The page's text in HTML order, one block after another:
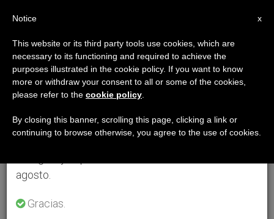
×
Aviso importante
Del 27 de julio al 7 de agosto haremos la pausa
anual, aprovechando que en el periodo de verano
se generan menos informaciones y también el
agosto.
Gracias.
x
Notice
This website or its third party tools use cookies, which are
necessary to its functioning and required to achieve the
purposes illustrated in the cookie policy. If you want to know
more or withdraw your consent to all or some of the cookies,
please refer to the cookie policy
By closing this banner, scrolling this page, clicking a link or
continuing to browse otherwise, you agree to the use of cookies.